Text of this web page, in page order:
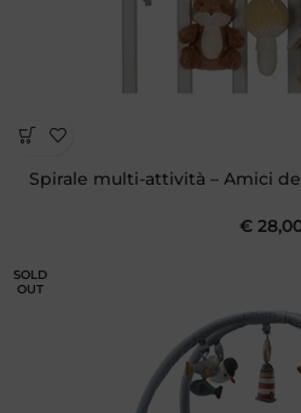
Spirale multi-attività – Amici
€
SOLD
OUT